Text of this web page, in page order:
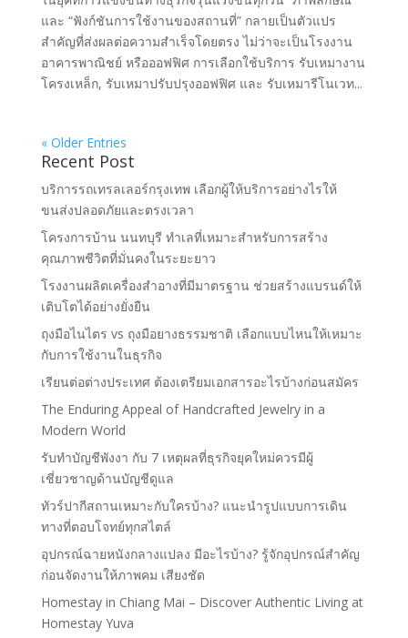
และ “ฟังก์ชันการใช้งานของสถานที่” กลายเป็นตัวแปร
สำคัญที่ส่งผลต่อความสำเร็จโดยตรง ไม่ว่าจะเป็นโรงงาน
อาคารพาณิชย์ หรือออฟฟิศ การเลือกใช้บริการ รับเหมางาน
โครงเหล็ก, รับเหมาปรับปรุงออฟฟิศ และ รับเหมารีโนเวท...
« Older Entries
Recent Post
บริการรถเทรลเลอร์กรุงเทพ เลือกผู้ให้บริการอย่างไรให้
ขนส่งปลอดภัยและตรงเวลา
โครงการบ้าน นนทบุรี ทำเลที่เหมาะสำหรับการสร้าง
คุณภาพชีวิตที่มั่นคงในระยะยาว
โรงงานผลิตเครื่องสำอางที่มีมาตรฐาน ช่วยสร้างแบรนด์ให้
เติบโตได้อย่างยั่งยืน
ถุงมือไนไตร vs ถุงมือยางธรรมชาติ เลือกแบบไหนให้เหมาะ
กับการใช้งานในธุรกิจ
เรียนต่อต่างประเทศ ต้องเตรียมเอกสารอะไรบ้างก่อนสมัคร
The Enduring Appeal of Handcrafted Jewelry in a
Modern World
รับทำบัญชีพังงา กับ 7 เหตุผลที่ธุรกิจยุคใหม่ควรมีผู้
เชี่ยวชาญด้านบัญชีดูแล
ทัวร์ปากีสถานเหมาะกับใครบ้าง? แนะนำรูปแบบการเดิน
ทางที่ตอบโจทย์ทุกสไตล์
อุปกรณ์ฉายหนังกลางแปลง มีอะไรบ้าง? รู้จักอุปกรณ์สำคัญ
ก่อนจัดงานให้ภาพคม เสียงชัด
Homestay in Chiang Mai – Discover Authentic Living at
Homestay Yuva